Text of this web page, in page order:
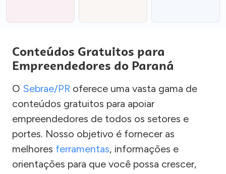
Conteúdos Gratuitos para
Empreendedores do Paraná
O Sebrae/PR oferece uma vasta gama de
conteúdos gratuitos para apoiar
empreendedores de todos os setores e
portes. Nosso objetivo é fornecer as
melhores ferramentas, informações e
orientações para que você possa crescer,